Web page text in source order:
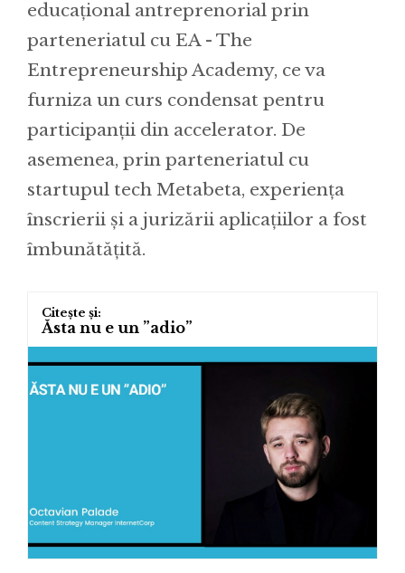
educațional antreprenorial prin
parteneriatul cu EA - The
Entrepreneurship Academy, ce va
furniza un curs condensat pentru
participanții din accelerator. De
asemenea, prin parteneriatul cu
startupul tech Metabeta, experiența
înscrierii și a jurizării aplicațiilor a fost
îmbunătățită.
Ăsta nu e un ”adio”